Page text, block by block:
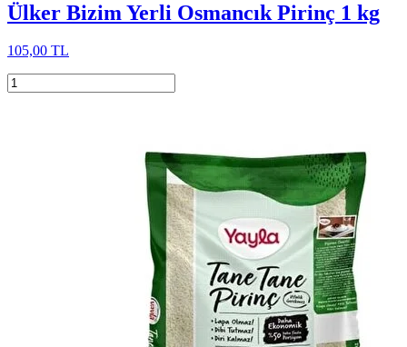
Ülker Bizim Yerli Osmancık Pirinç 1 kg
105,00 TL